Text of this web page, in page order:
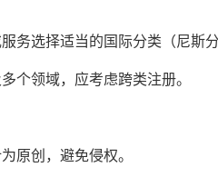
选择适当的国际分类（尼斯
领域，应考虑跨类注册。
创，避免侵权。